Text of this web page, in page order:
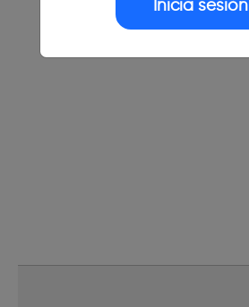
Inicia sesión